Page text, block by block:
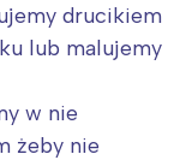
drucikiem
lub malujemy
w nie
żeby nie